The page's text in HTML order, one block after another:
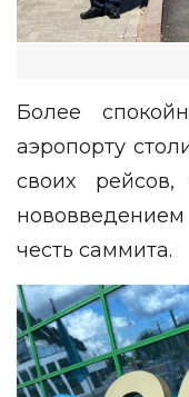
Более
аэропорту
своих
честь саммита.